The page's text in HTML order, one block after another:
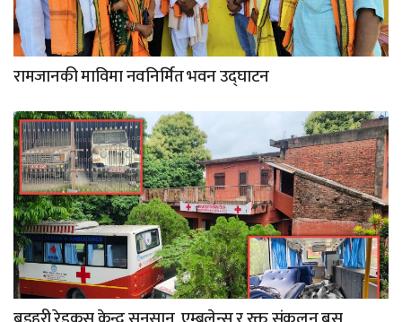
रामजानकी माविमा नवनिर्मित भवन उद्घाटन